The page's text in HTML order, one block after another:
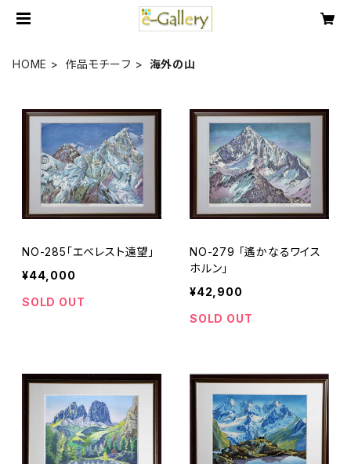
HOME 作品モチーフ 海外の山
NO-285「エベレスト遠望」
¥44,000
SOLD OUT
NO-279 「遙かなるワイス
ホルン」
¥42,900
SOLD OUT